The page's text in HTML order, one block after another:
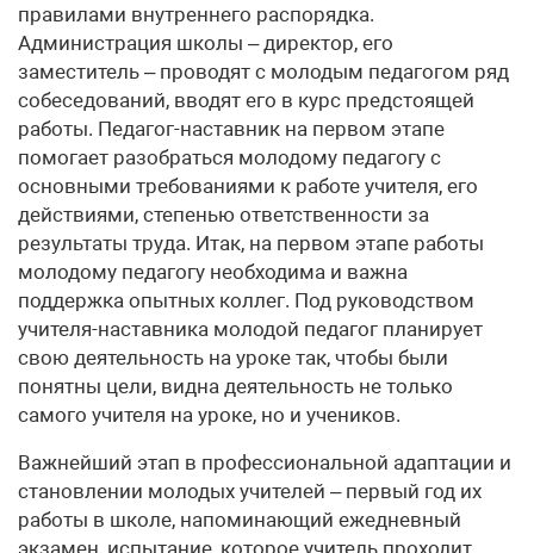
правилами внутреннего распорядка.
Администрация школы – директор, его
заместитель – проводят с молодым педагогом ряд
собеседований, вводят его в курс предстоящей
работы. Педагог-наставник на первом этапе
помогает разобраться молодому педагогу с
основными требованиями к работе учителя, его
действиями, степенью ответственности за
результаты труда. Итак, на первом этапе работы
молодому педагогу необходима и важна
поддержка опытных коллег. Под руководством
учителя-наставника молодой педагог планирует
свою деятельность на уроке так, чтобы были
понятны цели, видна деятельность не только
самого учителя на уроке, но и учеников.
Важнейший этап в профессиональной адаптации и
становлении молодых учителей – первый год их
работы в школе, напоминающий ежедневный
экзамен, испытание, которое учитель проходит